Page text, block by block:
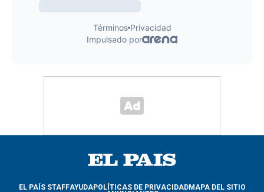
EL PAÍS STAFFAYUDAPOLÍTICAS DE PRIVACIDADMAPA DEL SITIO